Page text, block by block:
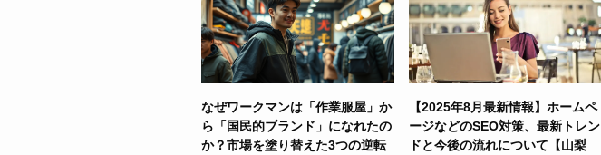
なぜワークマンは「作業服屋」か
ら「国民的ブランド」になれたの
か？市場を塗り替えた3つの逆転
【2025年8月最新情報】ホームペ
ージなどのSEO対策、最新トレン
ドと今後の流れについて【山梨